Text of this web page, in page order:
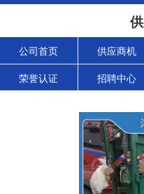
公司首页 供应商机
荣誉认证 招聘中心